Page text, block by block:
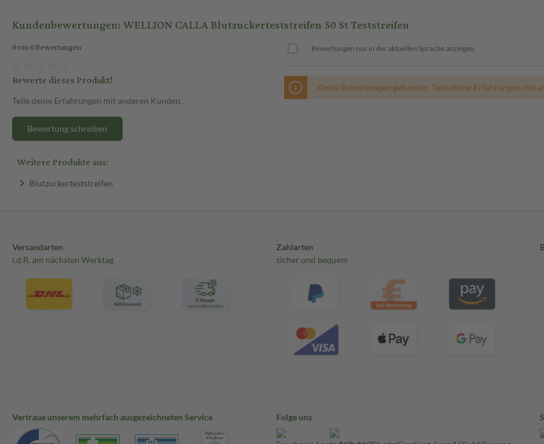
Kundenbewertungen: WELLION CALLA Blutzuckerteststreifen 50 St Teststreifen
0 von 0 Bewertungen
Bewerte dieses Produkt!
Teile deine Erfahrungen mit anderen Kunden.
Bewertung schreiben
Bewertungen nur in der aktuellen Sprache anzeigen.
Keine Bewertungen gefunden. Teile deine Erfahrungen mit
Weitere Produkte aus:
Blutzuckerteststreifen
Versandarten
i.d.R. am nächsten Werktag
Zahlarten
sicher und bequem
Vertraue unserem mehrfach ausgezeichneten Service Folge uns